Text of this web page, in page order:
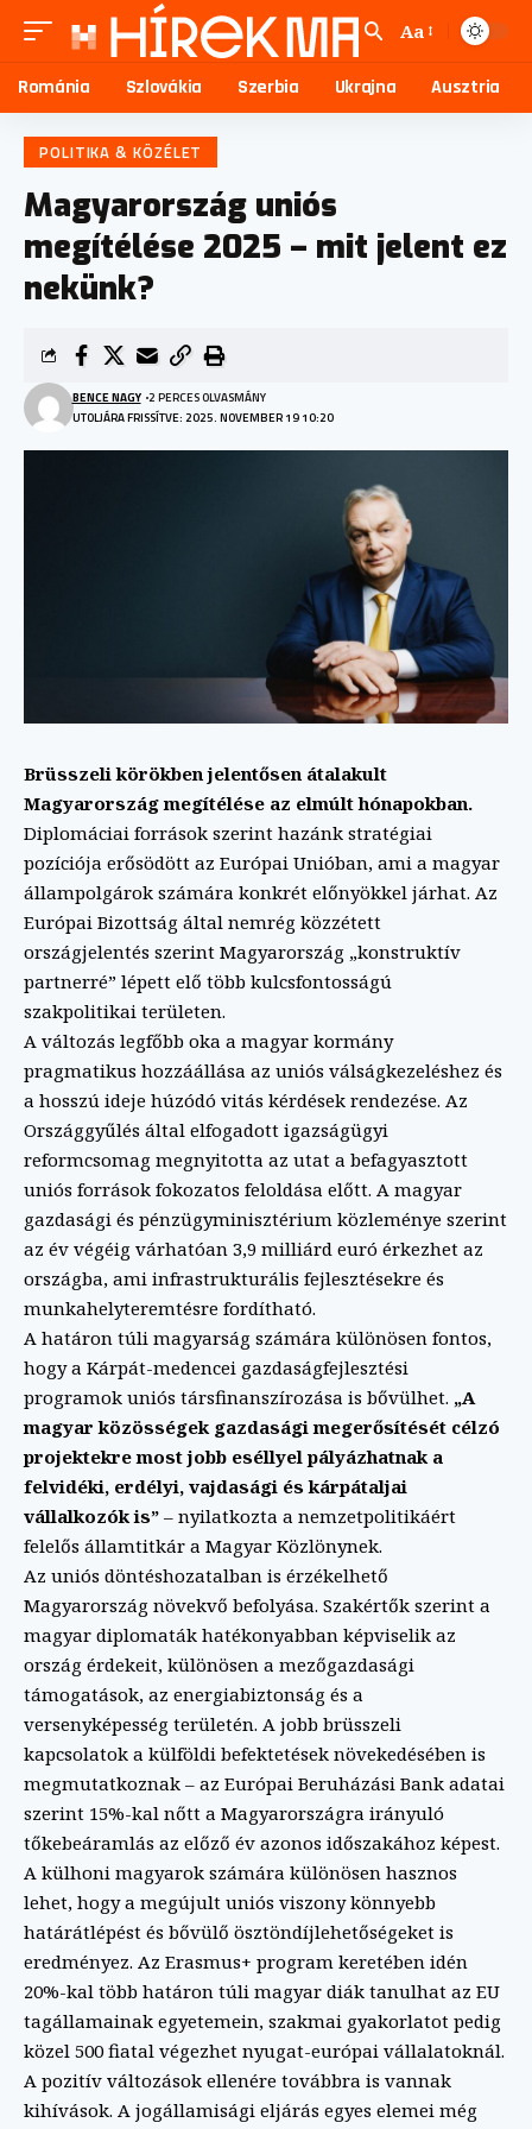
Aa
Románia Szlovákia Szerbia Ukrajna Ausztria
POLITIKA & KÖZÉLET
Magyarország uniós
megítélése 2025 – mit jelent ez
nekünk?
UTOLJÁRA FRISSÍTVE: 2025. NOVEMBER 19 10:20
BENCE NAGY 2 PERCES OLVASMÁNY
Brüsszeli körökben jelentősen átalakult
Magyarország megítélése az elmúlt hónapokban.
Diplomáciai források szerint hazánk stratégiai
pozíciója erősödött az Európai Unióban, ami a magyar
állampolgárok számára konkrét előnyökkel járhat. Az
Európai Bizottság által nemrég közzétett
országjelentés szerint Magyarország „konstruktív
partnerré” lépett elő több kulcsfontosságú
szakpolitikai területen.
A változás legfőbb oka a magyar kormány
pragmatikus hozzáállása az uniós válságkezeléshez és
a hosszú ideje húzódó vitás kérdések rendezése. Az
Országgyűlés által elfogadott igazságügyi
reformcsomag megnyitotta az utat a befagyasztott
uniós források fokozatos feloldása előtt. A magyar
gazdasági és pénzügyminisztérium közleménye szerint
az év végéig várhatóan 3,9 milliárd euró érkezhet az
országba, ami infrastrukturális fejlesztésekre és
munkahelyteremtésre fordítható.
A határon túli magyarság számára különösen fontos,
hogy a Kárpát-medencei gazdaságfejlesztési
programok uniós társfinanszírozása is bővülhet. „A
magyar közösségek gazdasági megerősítését célzó
projektekre most jobb eséllyel pályázhatnak a
felvidéki, erdélyi, vajdasági és kárpátaljai
vállalkozók is” – nyilatkozta a nemzetpolitikáért
felelős államtitkár a Magyar Közlönynek.
Az uniós döntéshozatalban is érzékelhető
Magyarország növekvő befolyása. Szakértők szerint a
magyar diplomaták hatékonyabban képviselik az
ország érdekeit, különösen a mezőgazdasági
támogatások, az energiabiztonság és a
versenyképesség területén. A jobb brüsszeli
kapcsolatok a külföldi befektetések növekedésében is
megmutatkoznak – az Európai Beruházási Bank adatai
szerint 15%-kal nőtt a Magyarországra irányuló
tőkebeáramlás az előző év azonos időszakához képest.
A külhoni magyarok számára különösen hasznos
lehet, hogy a megújult uniós viszony könnyebb
határátlépést és bővülő ösztöndíjlehetőségeket is
eredményez. Az Erasmus+ program keretében idén
20%-kal több határon túli magyar diák tanulhat az EU
tagállamainak egyetemein, szakmai gyakorlatot pedig
közel 500 fiatal végezhet nyugat-európai vállalatoknál.
A pozitív változások ellenére továbbra is vannak
kihívások. A jogállamisági eljárás egyes elemei még